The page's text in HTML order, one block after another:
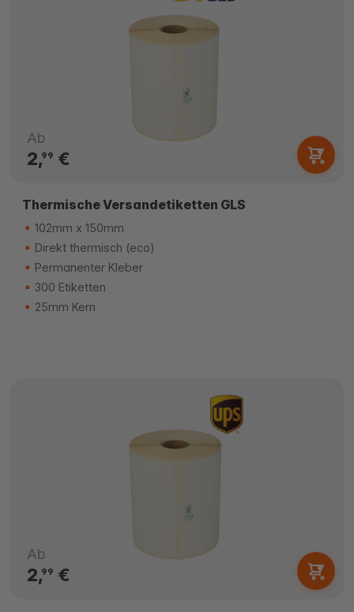
Ab
2,99 €
Thermische Versandetiketten GLS
102mm x 150mm
Direkt thermisch (eco)
Permanenter Kleber
300 Etiketten
25mm Kern
Ab
2,99 €